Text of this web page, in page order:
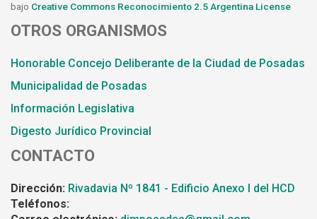
bajo Creative Commons Reconocimiento 2.5 Argentina License
OTROS ORGANISMOS
Honorable Concejo Deliberante de la Ciudad de Posadas
Municipalidad de Posadas
Información Legislativa
Digesto Jurídico Provincial
CONTACTO
Dirección: Rivadavia Nº 1841 - Edificio Anexo I del HCD
Teléfonos: